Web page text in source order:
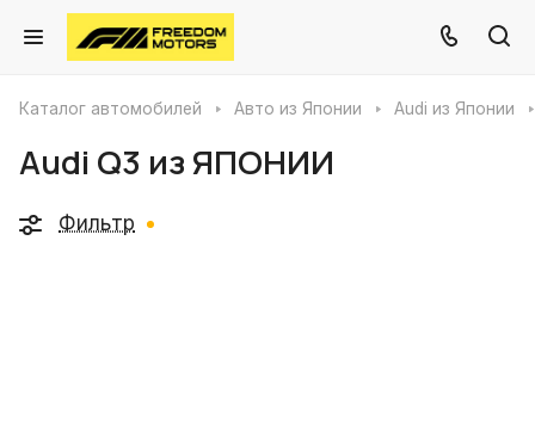
Каталог автомобилей Авто из Японии Audi из Японии
Audi Q3 из ЯПОНИИ
Фильтр